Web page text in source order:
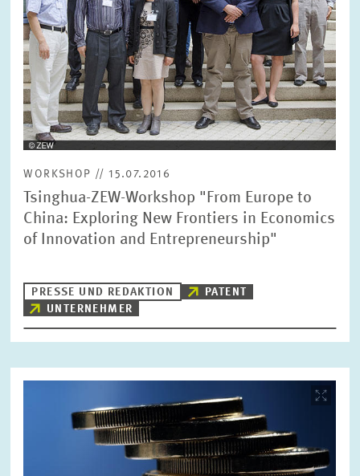
WORKSHOP // 15.07.2016
Tsinghua-ZEW-Workshop "From Europe to
China: Exploring New Frontiers in Economics
of Innovation and Entrepreneurship"
PRESSE UND REDAKTION
PATENT
UNTERNEHMER
vergrößerter